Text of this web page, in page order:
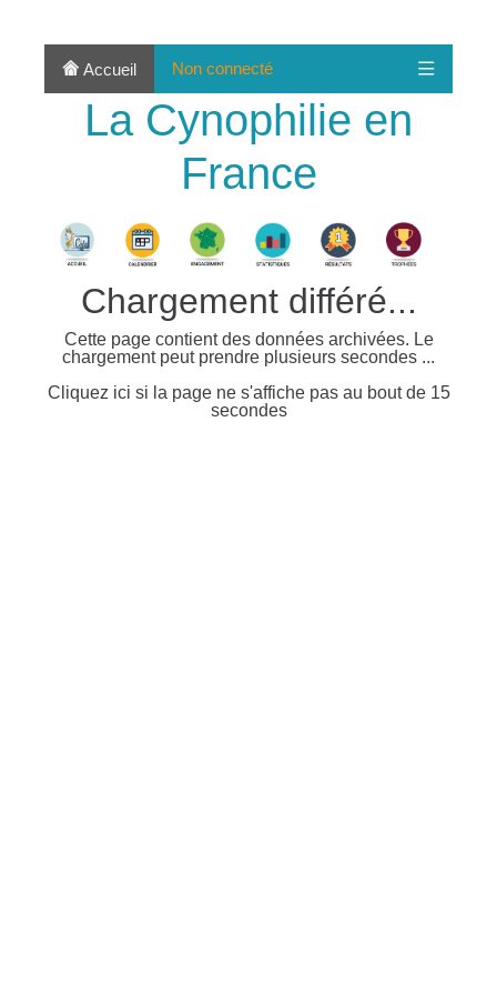
Accueil Non connecté
La Cynophilie en
France
Chargement différé...
Cette page contient des données archivées. Le
chargement peut prendre plusieurs secondes ...
Cliquez ici si la page ne s'affiche pas au bout de 15
secondes